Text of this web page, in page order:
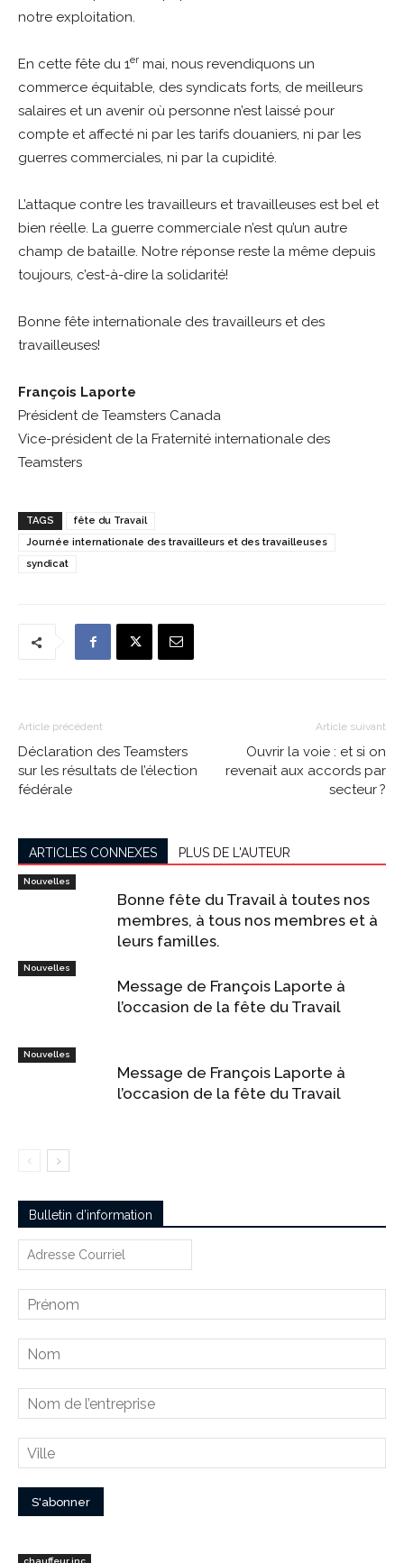
notre exploitation.
En cette fête du 1er mai, nous revendiquons un
commerce équitable, des syndicats forts, de meilleurs
salaires et un avenir où personne n’est laissé pour
compte et affecté ni par les tarifs douaniers, ni par les
guerres commerciales, ni par la cupidité.
L’attaque contre les travailleurs et travailleuses est bel et
bien réelle. La guerre commerciale n’est qu’un autre
champ de bataille. Notre réponse reste la même depuis
toujours, c’est-à-dire la solidarité!
Bonne fête internationale des travailleurs et des
travailleuses!
François Laporte
Président de Teamsters Canada
Vice-président de la Fraternité internationale des
Teamsters
TAGS
fête du Travail
Journée internationale des travailleurs et des travailleuses
syndicat
Article précédent
Déclaration des Teamsters
sur les résultats de l’élection
fédérale
Article suivant
Ouvrir la voie : et si on
revenait aux accords par
secteur ?
ARTICLES CONNEXES PLUS DE L'AUTEUR
Nouvelles
Bonne fête du Travail à toutes nos
membres, à tous nos membres et à
leurs familles.
Nouvelles
Message de François Laporte à
l’occasion de la fête du Travail
Nouvelles
Message de François Laporte à
l’occasion de la fête du Travail
Bulletin d’information
chauffeur inc